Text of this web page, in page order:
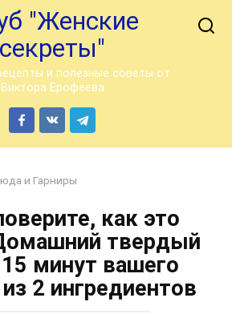
"Женские
секреты"
и полезные советы от
Виктора Ерофеева
и Гарниры
как это
твердый
минут вашего
2 ингредиентов